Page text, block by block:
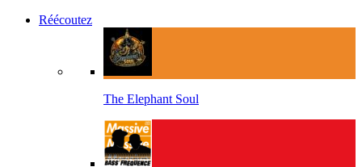
Réécoutez
The Elephant Soul